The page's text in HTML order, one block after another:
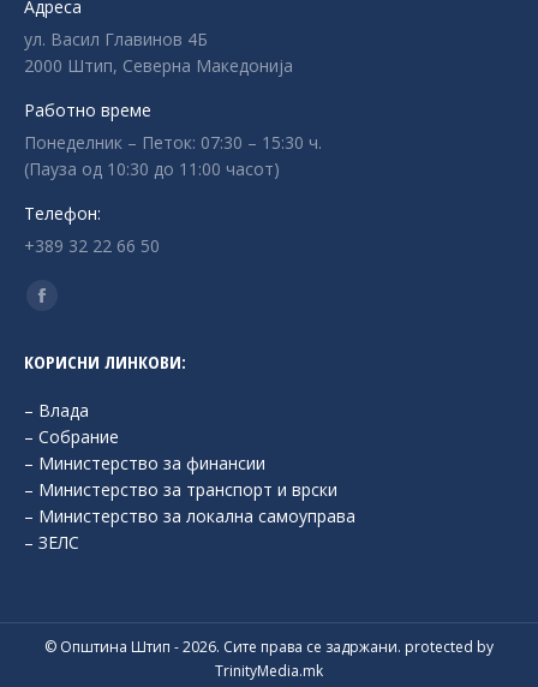
Адреса
ул. Васил Главинов 4Б
2000 Штип, Северна Македонија
Работно време
Понеделник – Петок: 07:30 – 15:30 ч.
(Пауза од 10:30 до 11:00 часот)
Телефон:
+389 32 22 66 50
Find us on:
Facebook
opens
in
new
window
КОРИСНИ ЛИНКОВИ:
– Влада
– Собрание
– Министерство за финансии
– Министерство за транспорт и врски
– Министерство за локална самоуправа
– ЗЕЛС
© Општина Штип - 2026. Сите права се задржани. protected by
TrinityMedia.mk